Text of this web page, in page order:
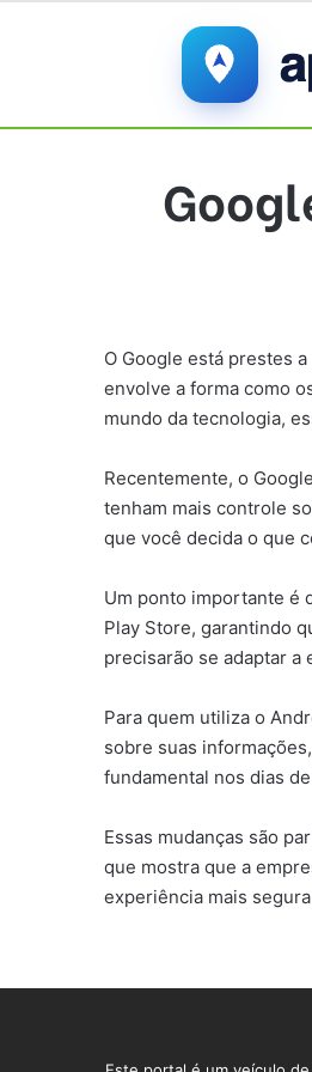
O Google está prestes
envolve a forma como
mundo da tecnologia,
Recentemente, o
tenham mais controle
que você decida o que
Um ponto importante é
Play Store, garantindo
precisarão se adaptar a
Para quem utiliza o
sobre suas
fundamental nos dias
Essas mudanças são
que mostra que a
experiência mais